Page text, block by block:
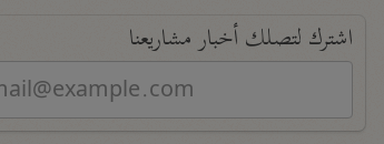
اشترك لتصلك أخبار مشاريعنا